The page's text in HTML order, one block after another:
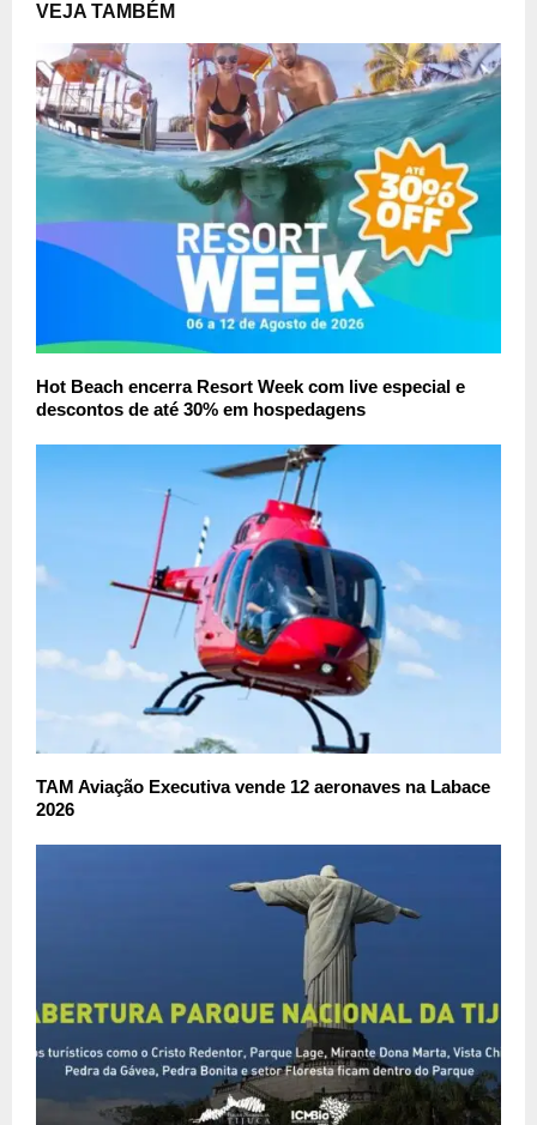
VEJA TAMBÉM
Hot Beach encerra Resort Week com live especial e
descontos de até 30% em hospedagens
TAM Aviação Executiva vende 12 aeronaves na Labace
2026